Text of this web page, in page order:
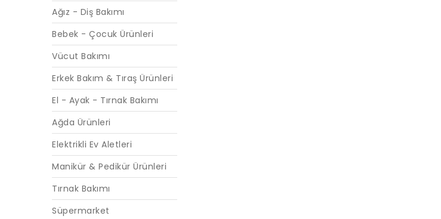
Ağız - Diş Bakımı
Bebek - Çocuk Ürünleri
Vücut Bakımı
Erkek Bakım & Tıraş Ürünleri
El - Ayak - Tırnak Bakımı
Ağda Ürünleri
Elektrikli Ev Aletleri
Manikür & Pedikür Ürünleri
Tırnak Bakımı
Süpermarket